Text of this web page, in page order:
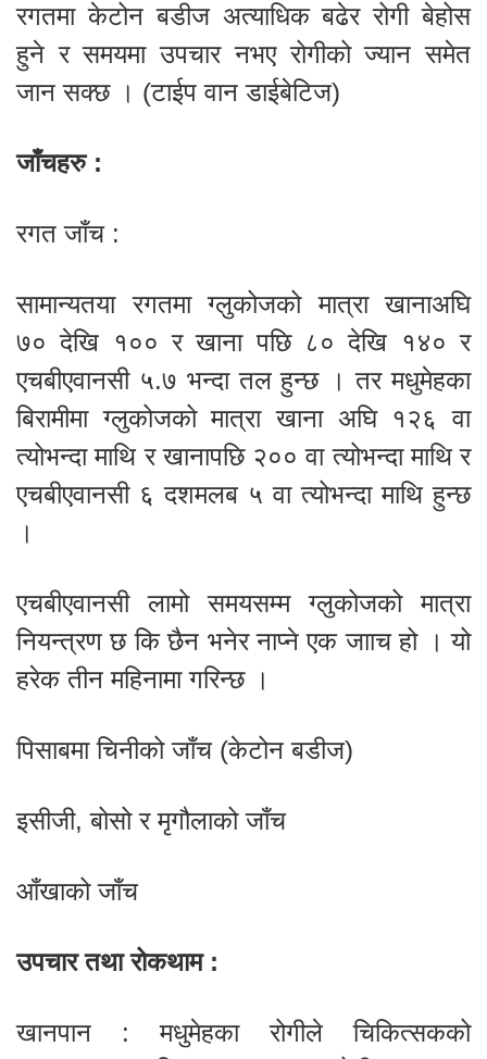
रगतमा केटोन बडीज अत्याधिक बढेर रोगी बेहोस
हुने र समयमा उपचार नभए रोगीको ज्यान समेत
जान सक्छ । (टाईप वान डाईबेटिज)
जाँचहरु :
रगत जाँच :
सामान्यतया रगतमा ग्लुकोजको मात्रा खानाअघि
७० देखि १०० र खाना पछि ८० देखि १४० र
एचबीएवानसी ५.७ भन्दा तल हुन्छ । तर मधुमेहका
बिरामीमा ग्लुकोजको मात्रा खाना अघि १२६ वा
त्योभन्दा माथि र खानापछि २०० वा त्योभन्दा माथि र
एचबीएवानसी ६ दशमलब ५ वा त्योभन्दा माथि हुन्छ
।
एचबीएवानसी लामो समयसम्म ग्लुकोजको मात्रा
नियन्त्रण छ कि छैन भनेर नाप्ने एक जााच हो । यो
हरेक तीन महिनामा गरिन्छ ।
पिसाबमा चिनीको जाँच (केटोन बडीज)
इसीजी, बोसो र मृगौलाको जाँच
आँखाको जाँच
उपचार तथा रोकथाम :
खानपान : मधुमेहका रोगीले चिकित्सकको